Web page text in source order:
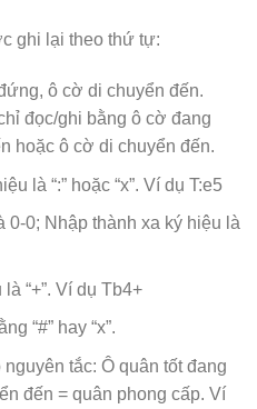
ghi lại theo thứ tự:
ô cờ di chuyển đến.
đọc/ghi bằng ô cờ đang
hoặc ô cờ di chuyển đến.
là “:” hoặc “x”. Ví dụ T:e5
0-0; Nhập thành xa ký hiệu là
“+”. Ví dụ Tb4+
“#” hay “x”.
tắc: Ô quân tốt đang
đến = quân phong cấp. Ví